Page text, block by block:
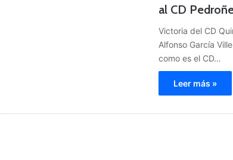
al CD
Victoria del CD
Alfonso García
como es el CD…
Leer más »